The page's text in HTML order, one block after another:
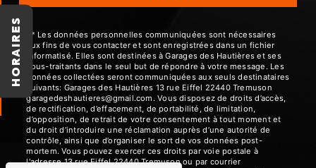
** Les données personnelles communiquées sont nécessaires
aux fins de vous contacter et sont enregistrées dans un fichier
informatisé. Elles sont destinées à Garages des Hautières et ses
sous-traitants dans le seul but de répondre à votre message. Les
données collectées seront communiquées aux seuls destinataires
suivants: Garages des Hautières 13 rue Eiffel 22440 Tremuson
garagedeshautieres@gmail.com. Vous disposez de droits d’accès,
de rectification, d’effacement, de portabilité, de limitation,
d’opposition, de retrait de votre consentement à tout moment et
du droit d’introduire une réclamation auprès d’une autorité de
contrôle, ainsi que d’organiser le sort de vos données post-
mortem. Vous pouvez exercer ces droits par voie postale à
l'adresse 13 rue Eiffel 22440 Tremuson ou par courrier
HORAIRES